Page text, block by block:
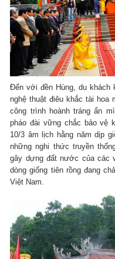
Đến với đền Hùng, du khách
nghệ thuật điêu khắc tài hoa
công trình hoành tráng ẩn
pháo đài vững chắc bảo vệ
10/3 âm lịch hằng năm dịp
những nghi thức truyền
gây dựng đất nước của các
dòng giống tiên rồng đang
Việt Nam.